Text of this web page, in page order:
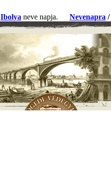
Ibolya neve napja. Nevenapra /